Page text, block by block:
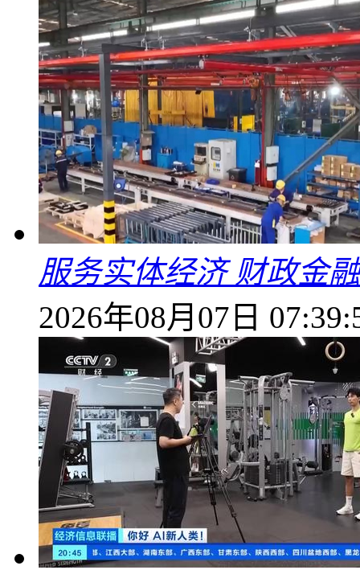
服务实体经济 财政金
2026年08月07日